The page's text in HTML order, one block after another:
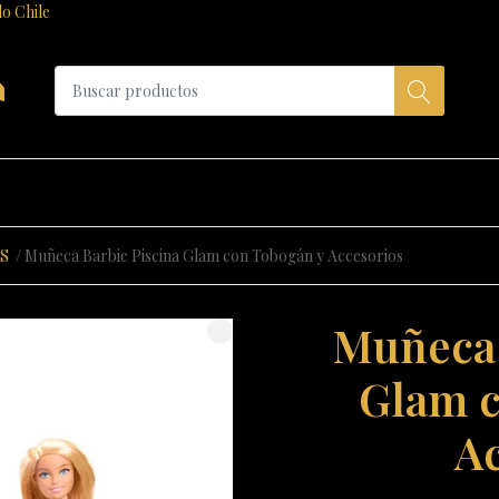
Chile
Muñeca Barbie Piscina Glam con Tobogán y Accesorios
Glam